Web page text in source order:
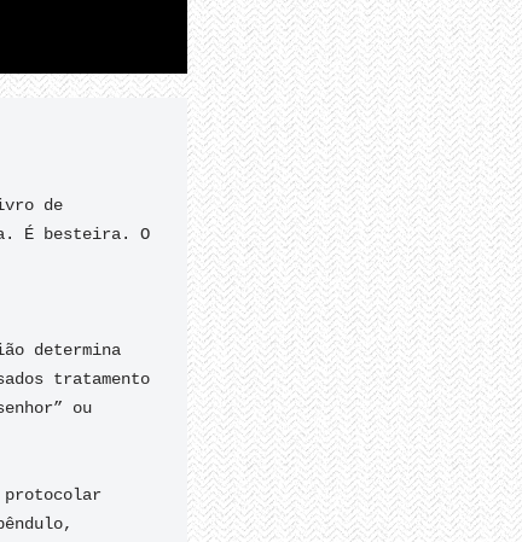
de
É besteira. O
determina
tratamento
ou
protocolar